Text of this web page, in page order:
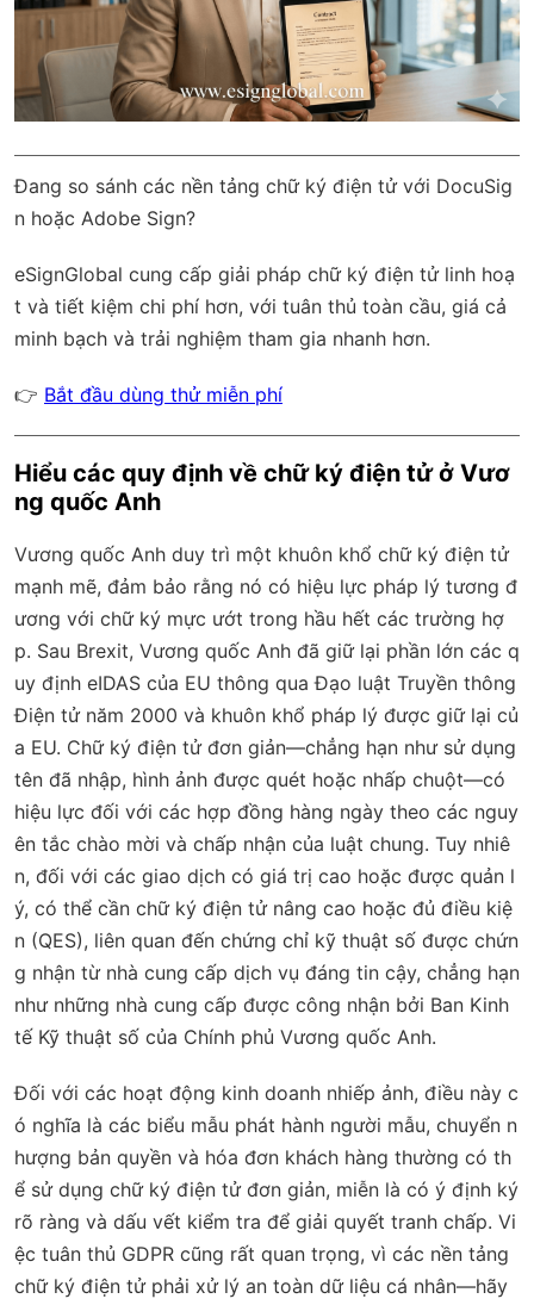
Đang so sánh các nền tảng chữ ký điện tử với DocuSig
n hoặc Adobe Sign?
eSignGlobal cung cấp giải pháp chữ ký điện tử linh hoạ
t và tiết kiệm chi phí hơn, với tuân thủ toàn cầu, giá cả
minh bạch và trải nghiệm tham gia nhanh hơn.
👉 Bắt đầu dùng thử miễn phí
Hiểu các quy định về chữ ký điện tử ở Vươ
ng quốc Anh
Vương quốc Anh duy trì một khuôn khổ chữ ký điện tử
mạnh mẽ, đảm bảo rằng nó có hiệu lực pháp lý tương đ
ương với chữ ký mực ướt trong hầu hết các trường hợ
p. Sau Brexit, Vương quốc Anh đã giữ lại phần lớn các q
uy định eIDAS của EU thông qua Đạo luật Truyền thông
Điện tử năm 2000 và khuôn khổ pháp lý được giữ lại củ
a EU. Chữ ký điện tử đơn giản—chẳng hạn như sử dụng
tên đã nhập, hình ảnh được quét hoặc nhấp chuột—có
hiệu lực đối với các hợp đồng hàng ngày theo các nguy
ên tắc chào mời và chấp nhận của luật chung. Tuy nhiê
n, đối với các giao dịch có giá trị cao hoặc được quản l
ý, có thể cần chữ ký điện tử nâng cao hoặc đủ điều kiệ
n (QES), liên quan đến chứng chỉ kỹ thuật số được chứn
g nhận từ nhà cung cấp dịch vụ đáng tin cậy, chẳng hạn
như những nhà cung cấp được công nhận bởi Ban Kinh
tế Kỹ thuật số của Chính phủ Vương quốc Anh.
Đối với các hoạt động kinh doanh nhiếp ảnh, điều này c
ó nghĩa là các biểu mẫu phát hành người mẫu, chuyển n
hượng bản quyền và hóa đơn khách hàng thường có th
ể sử dụng chữ ký điện tử đơn giản, miễn là có ý định ký
rõ ràng và dấu vết kiểm tra để giải quyết tranh chấp. Vi
ệc tuân thủ GDPR cũng rất quan trọng, vì các nền tảng
chữ ký điện tử phải xử lý an toàn dữ liệu cá nhân—hãy